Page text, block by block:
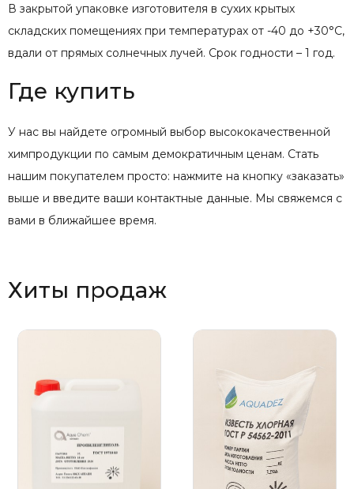
В закрытой упаковке изготовителя в сухих крытых
складских помещениях при температурах от -40 до +30°С,
вдали от прямых солнечных лучей. Срок годности – 1 год.
Где купить
У нас вы найдете огромный выбор высококачественной
химпродукции по самым демократичным ценам. Стать
нашим покупателем просто: нажмите на кнопку «заказать»
выше и введите ваши контактные данные. Мы свяжемся с
вами в ближайшее время.
Хиты продаж